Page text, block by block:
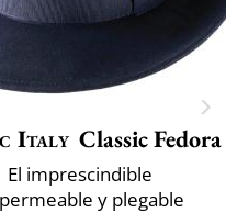
Italy Classic Fedora
El imprescindible
y plegable